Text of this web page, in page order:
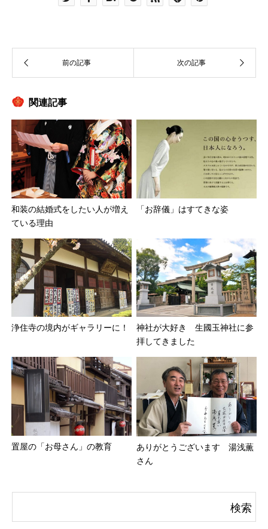
関連記事
和装の結婚式をしたい人が増え
ている理由
「お辞儀」はすてきな姿
浄住寺の境内がギャラリーに！
神社が大好き 生國玉神社に参
拝してきました
置屋の「お母さん」の教育
ありがとうございます 湯浅薫
さん